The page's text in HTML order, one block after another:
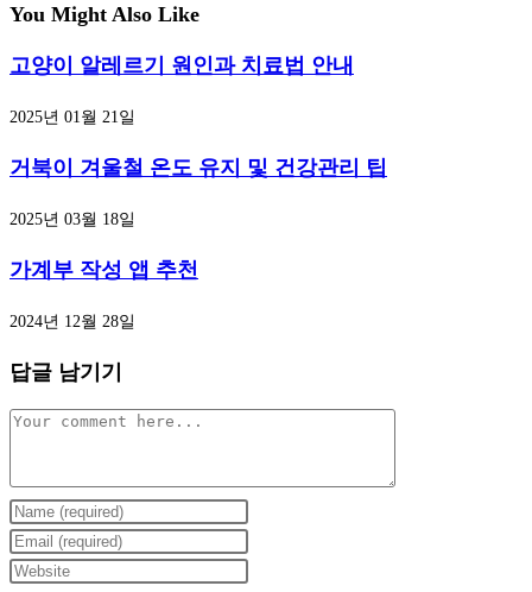
You Might Also Like
고양이 알레르기 원인과 치료법 안내
2025년 01월 21일
거북이 겨울철 온도 유지 및 건강관리 팁
2025년 03월 18일
가계부 작성 앱 추천
2024년 12월 28일
답글 남기기
Comment
Enter
your
name
Enter
your
Enter